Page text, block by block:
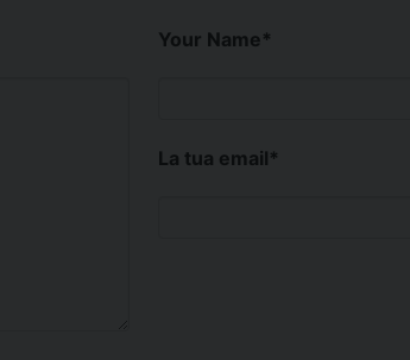
Your Name*
La tua email*